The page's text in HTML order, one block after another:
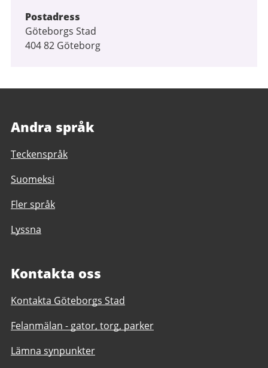
Postadress
Göteborgs Stad
404 82 Göteborg
Andra språk
Teckenspråk
Suomeksi
Fler språk
Lyssna
Kontakta oss
Kontakta Göteborgs Stad
Felanmälan - gator, torg, parker
Lämna synpunkter